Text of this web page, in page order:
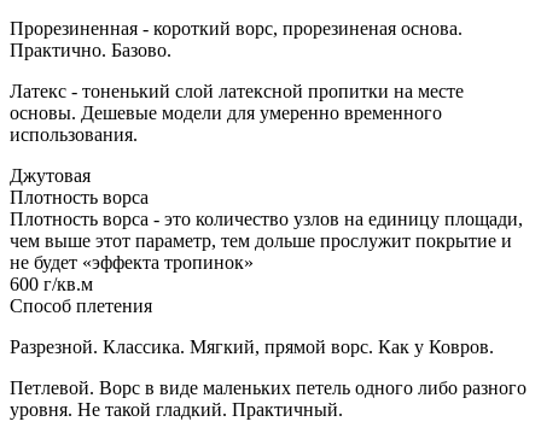
Прорезиненная - короткий ворс, прорезиненая основа.
Практично. Базово.
Латекс - тоненький слой латексной пропитки на месте
основы. Дешевые модели для умеренно временного
использования.
Джутовая
Плотность ворса
Плотность ворса - это количество узлов на единицу площади,
чем выше этот параметр, тем дольше прослужит покрытие и
не будет «эффекта тропинок»
600 г/кв.м
Способ плетения
Разрезной. Классика. Мягкий, прямой ворс. Как у Ковров.
Петлевой. Ворс в виде маленьких петель одного либо разного
уровня. Не такой гладкий. Практичный.